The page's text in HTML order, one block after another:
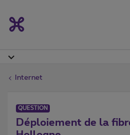
Internet
QUESTION
Déploiement de la